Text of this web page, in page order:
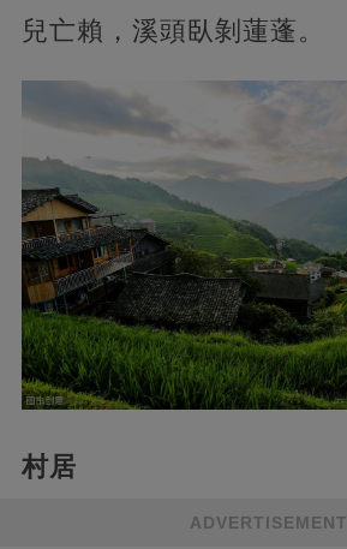
兒亡賴，溪頭臥剝蓮蓬。
村居
ADVERTISEMENT